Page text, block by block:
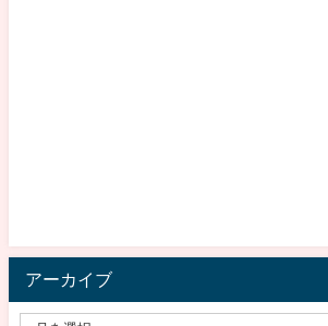
アーカイブ